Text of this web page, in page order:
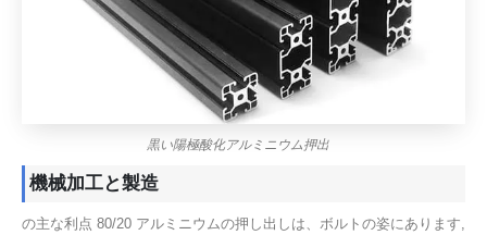
黒い陽極酸化アルミニウム押出
機械加工と製造
の主な利点 80/20 アルミニウムの押し出しは、ボルトの姿にあります,